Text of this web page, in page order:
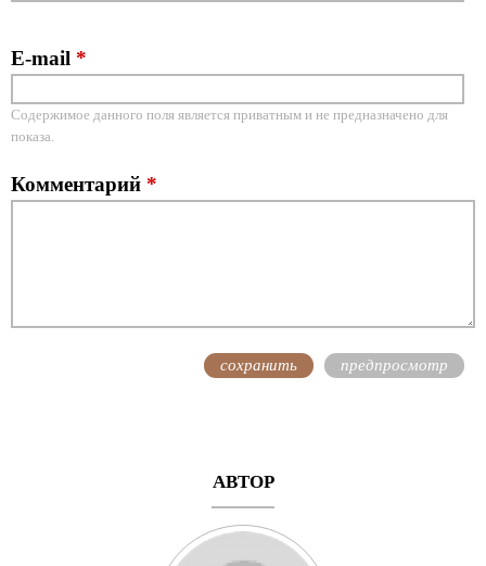
E-mail *
Содержимое данного поля является приватным и не предназначено для
показа.
Комментарий *
АВТОР